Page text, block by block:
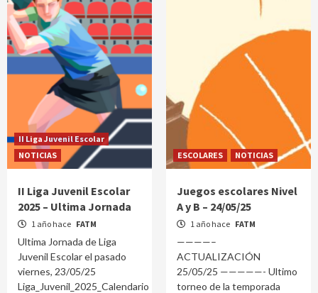
II Liga Juvenil Escolar
NOTICIAS
II Liga Juvenil Escolar
2025 – Ultima Jornada
1 año hace FATM
Ultima Jornada de Liga
Juvenil Escolar el pasado
viernes, 23/05/25
Liga_Juvenil_2025_Calendario
ESCOLARES NOTICIAS
Juegos escolares Nivel
A y B – 24/05/25
1 año hace FATM
————–
ACTUALIZACIÓN
25/05/25 —————- Ultimo
torneo de la temporada